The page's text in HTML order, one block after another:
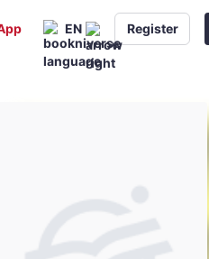
EN Register